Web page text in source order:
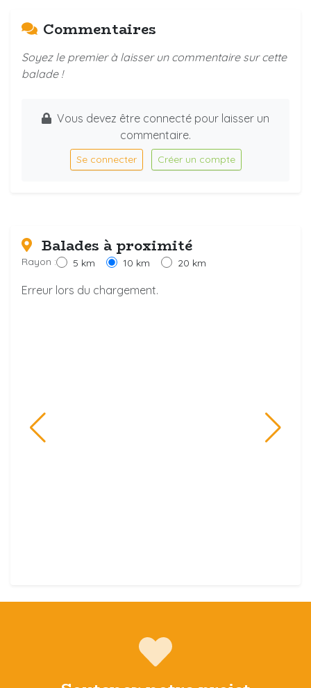
Commentaires
Soyez le premier à laisser un commentaire sur cette
balade !
Vous devez être connecté pour laisser un
commentaire.
Se connecter Créer un compte
Balades à proximité
Rayon : 5 km 10 km 20 km
Erreur lors du chargement.